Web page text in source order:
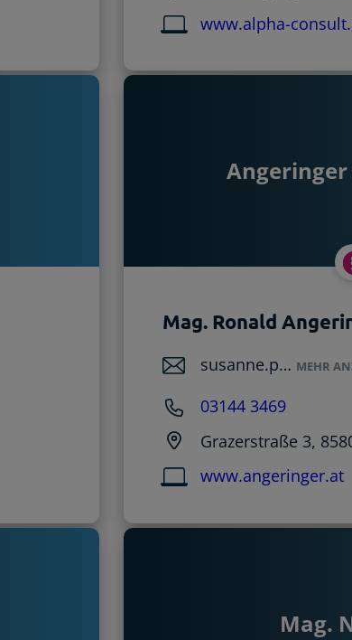
www.alpha-
Mag. Ronald
susanne.p… MEHR
03144 3469
Grazerstraße 3,
www.angeringer.at
Mag.